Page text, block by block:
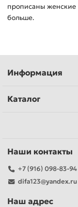
прописаны женские
больше.
Информация
Каталог
Наши контакты
+7 (916) 098-83-94
difa123@yandex.ru
Наш адрес